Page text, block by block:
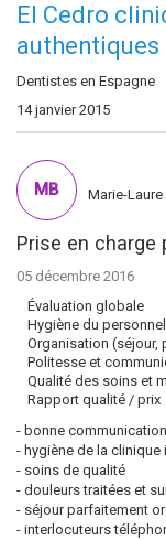
El Cedro
Dentistes en Espagne
14 janvier 2015
Prise en charge
05 décembre 2016
Évaluation globale
Hygiène du
Organisation
Politesse et
Qualité des soins et
Rapport qualité / prix
- bonne
- hygiène de la
- soins de qualité
- douleurs traitées et
- séjour parfaitement
- interlocuteurs
MB Marie-Laure